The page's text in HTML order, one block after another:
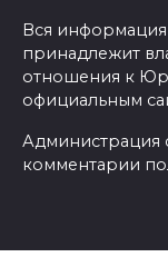
Вся информация
принадлежит
отношения к
официальным
Администрация
комментарии